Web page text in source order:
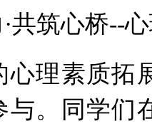
筑心桥--心
理素质拓
与。同学们